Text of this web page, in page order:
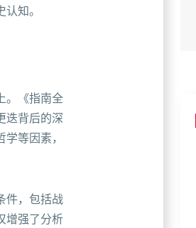
知。
。《指南全
迭背后的深
等因素，
件，包括战
增强了分析